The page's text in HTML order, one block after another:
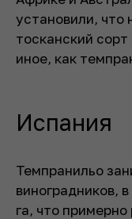
установили, что
тосканский
иное, как
Испания
Темпранильо
виноградников,
га, что